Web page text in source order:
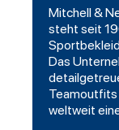
Mitchell &
steht seit
Das
Teamoutfits
weltweit